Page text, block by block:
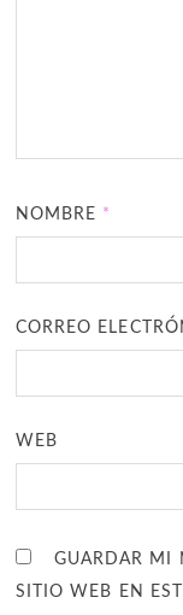
NOMBRE *
CORREO
WEB
GUARDAR MI
SITIO WEB EN